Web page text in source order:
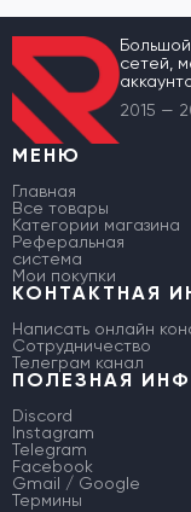
сетей,
2015 —
МЕНЮ
Главная
Все товары
Категории магазина
Реферальная
система
Мои покупки
КОНТАКТНАЯ
Написать онлайн
Сотрудничество
Телеграм канал
ПОЛЕЗНАЯ
Discord
Instagram
Telegram
Facebook
Gmail / Google
Термины